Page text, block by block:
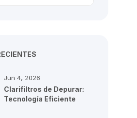
Jun 4, 2026
Clarifiltros de Depurar:
Tecnología Eficiente